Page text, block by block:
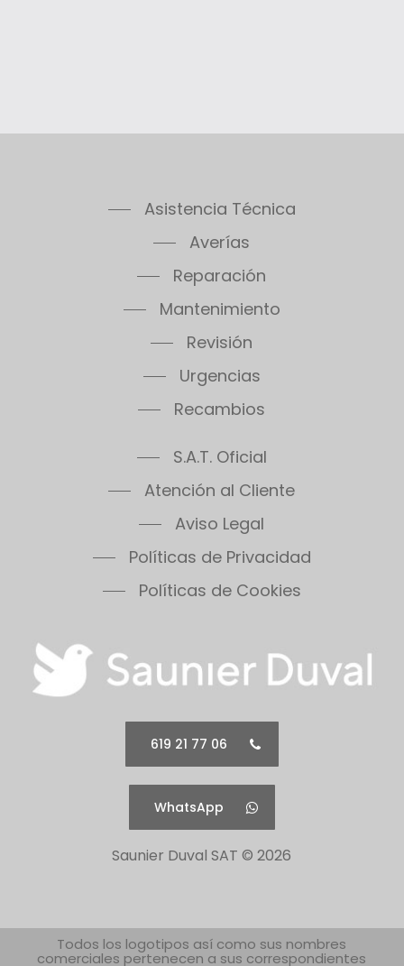
Asistencia Técnica
Averías
Reparación
Mantenimiento
Revisión
Urgencias
Recambios
S.A.T. Oficial
Atención al Cliente
Aviso Legal
Políticas de Privacidad
Políticas de Cookies
619 21 77 06
WhatsApp
Saunier Duval SAT ©2026
Todos los logotipos así como sus nombres
comerciales pertenecen a sus correspondientes